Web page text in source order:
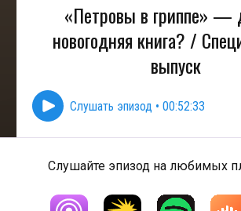
«Петровы в гриппе» —
новогодняя книга? /
выпуск
Слушать эпизод • 00:52:33
Слушайте эпизод на любимых